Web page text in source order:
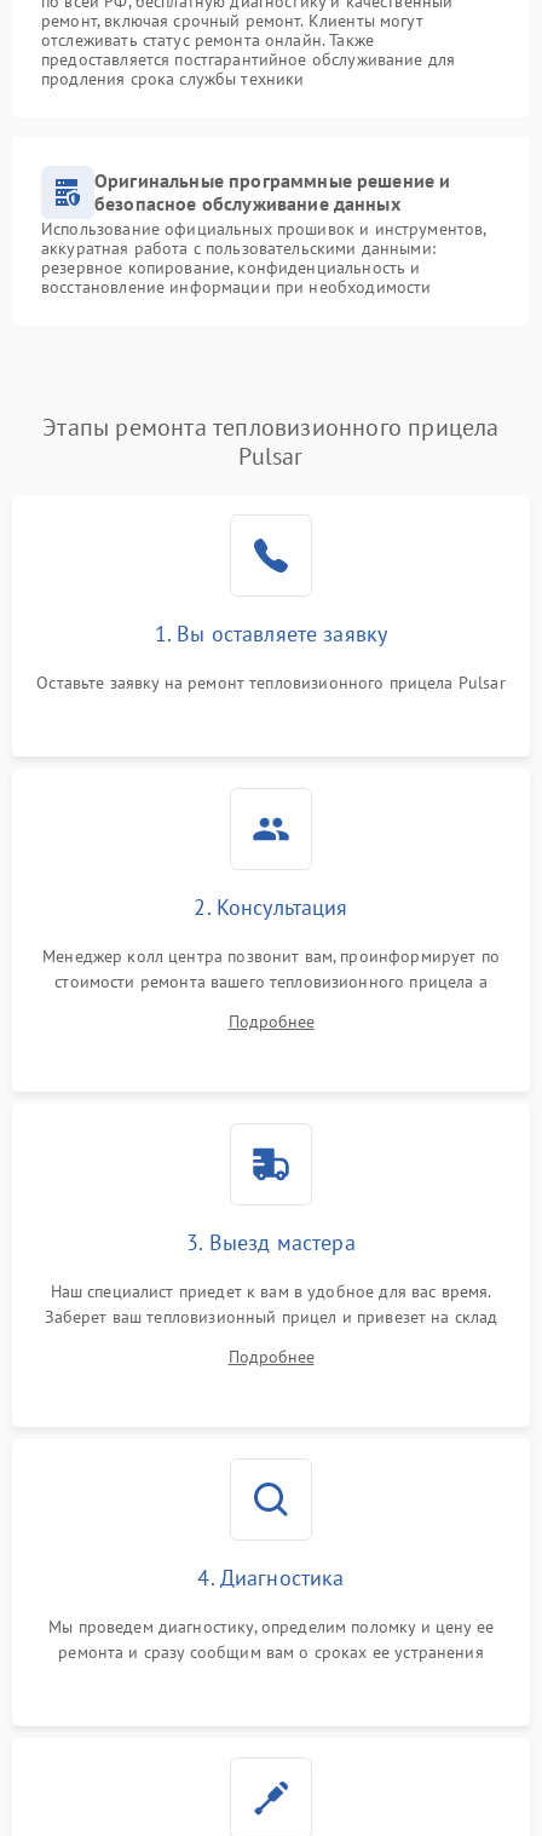
ремонт, включая срочный ремонт. Клиенты могут
отслеживать статус ремонта онлайн. Также
предоставляется постгарантийное обслуживание для
продления срока службы техники
Оригинальные программные решение и
безопасное обслуживание данных
Использование официальных прошивок и инструментов,
аккуратная работа с пользовательскими данными:
резервное копирование, конфиденциальность и
восстановление информации при необходимости
Этапы ремонта тепловизионного прицела
Pulsar
1. Вы оставляете заявку
Оставьте заявку на ремонт тепловизионного прицела Pulsar
2. Консультация
Менеджер колл центра позвонит вам, проинформирует по
стоимости ремонта вашего тепловизионного прицела а
Подробнее
3. Выезд мастера
Наш специалист приедет к вам в удобное для вас время.
Заберет ваш тепловизионный прицел и привезет на склад
Подробнее
4. Диагностика
Мы проведем диагностику, определим поломку и цену ее
ремонта и сразу сообщим вам о сроках ее устранения